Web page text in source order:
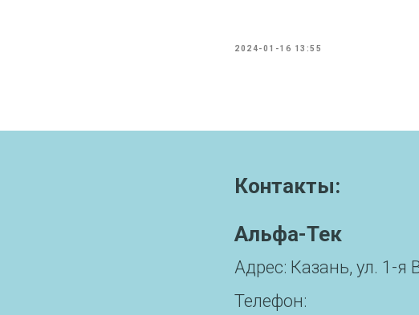
2024-01-16 13:55
Контакты:
Альфа-Тек
Адрес: Казань, ул. 1-я
Телефон: